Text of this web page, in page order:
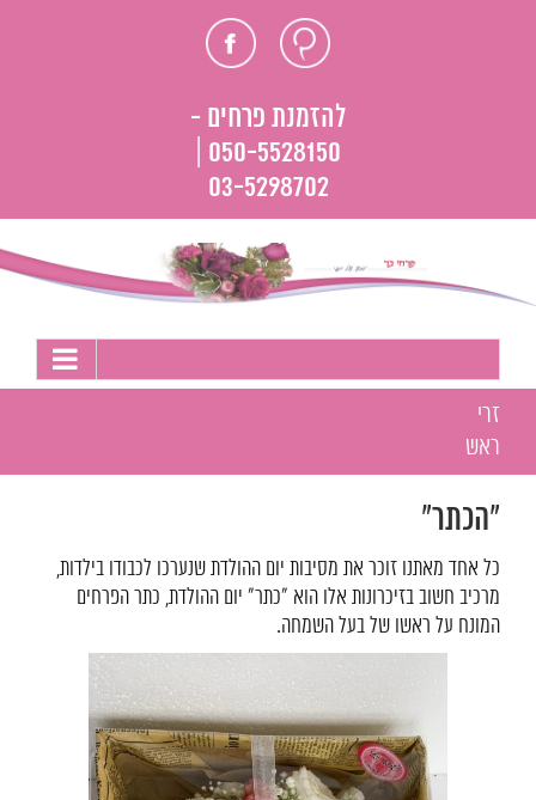
חוות פייסבוק
להזמנת פרחים -
050-5528150 |
03-5298702
זרי
ראש
"הכתר"
כל אחד מאתנו זוכר את מסיבות יום ההולדת שנערכו לכבודו בילדות,
מרכיב חשוב בזיכרונות אלו הוא "כתר" יום ההולדת, כתר הפרחים
המונח על ראשו של בעל השמחה.